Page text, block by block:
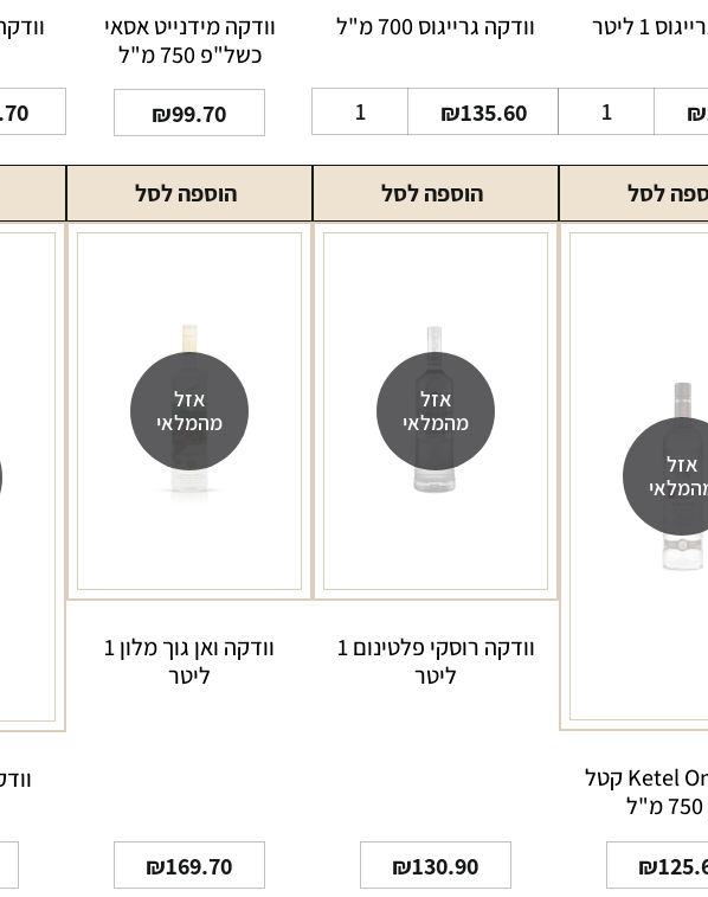
1 ליטר
₪
של
וודקה
גרייגוס
1
לסל
וודקה גרייגוס 700 מ"ל
₪135.60
של
וודקה
גרייגוס
700
הוספה לסל
וודקה מידנייט אסאי
כשל"פ 750 מ"ל
₪99.70
הוספה לסל
וודקה
אזל
וודקה Ketel One קטל
₪
אזל
מהמלאי
וודקה רוסקי פלטינום 1
ליטר
₪130.90
אזל
מהמלאי
וודקה ואן גוך מלון 1
ליטר
₪169.70